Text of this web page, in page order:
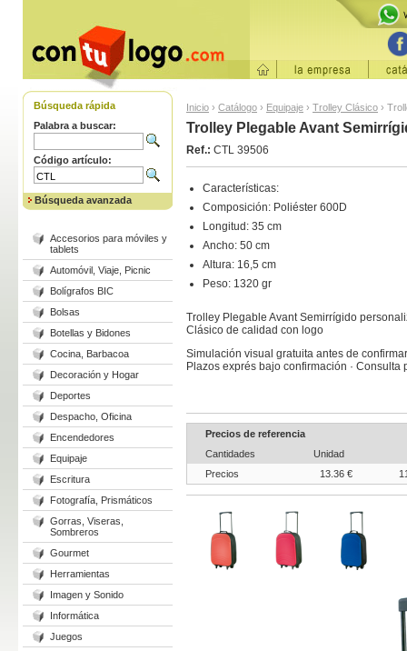
Búsqueda rápida
Palabra a buscar:
Código artículo:
Búsqueda avanzada
Accesorios para móviles y
tablets
Automóvil, Viaje, Picnic
Bolígrafos BIC
Bolsas
Botellas y Bidones
Cocina, Barbacoa
Decoración y Hogar
Deportes
Despacho, Oficina
Encendedores
Equipaje
Escritura
Fotografía, Prismáticos
Gorras, Viseras,
Sombreros
Gourmet
Herramientas
Imagen y Sonido
Informática
Juegos
Inicio › Catálogo › Equipaje › Trolley Clásico ›
Trolley Plegable Avant
Ref.: CTL 39506
Características:
Composición: Poliéster 600D
Longitud: 35 cm
Ancho: 50 cm
Altura: 16,5 cm
Peso: 1320 gr
Trolley Plegable Avant Semirrígido
Clásico de calidad con logo
Simulación visual gratuita antes de
Plazos exprés bajo confirmación ·
Precios de referencia
Cantidades
Unidad
Precios
13.36 €